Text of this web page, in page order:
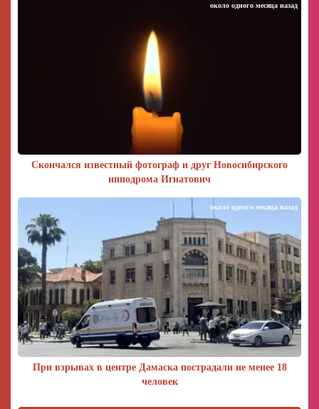
Скончался известный фотограф и друг Новосибирского
ипподрома Игнатович
около одного месяца назад
При взрывах в центре Дамаска пострадали не менее 18
человек
около одного месяца назад